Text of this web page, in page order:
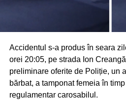
Accidentul s-a produs în seara
orei 20:05, pe strada Ion
preliminare oferite de Poliție, un
bărbat, a tamponat femeia în
regulamentar carosabilul.